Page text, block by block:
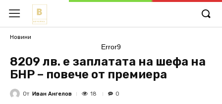
Новини
Error9
8209 лв. е заплатата на шефа на
БНР – повече от премиера
От Иван Ангелов 18 0